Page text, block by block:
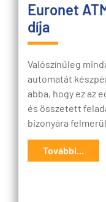
Euronet
díja
Valószínűleg
automatát
abba, hogy ez az
és összetett
bizonyára
További...